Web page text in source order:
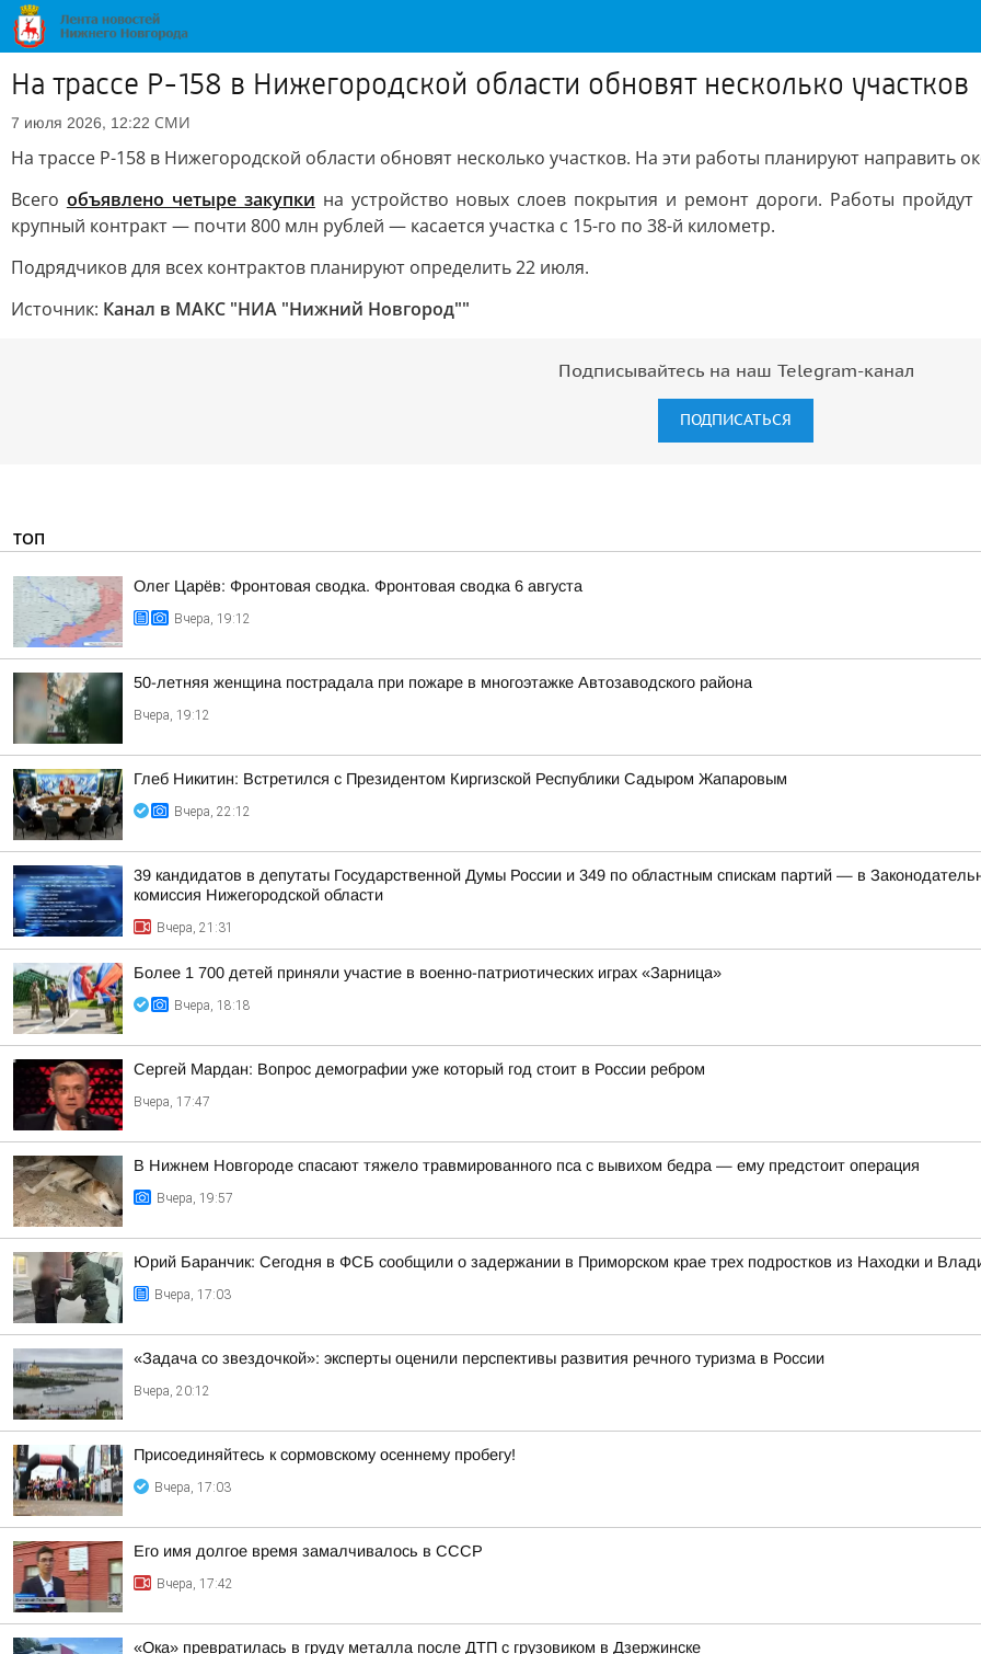
На трассе Р-158 в Нижегородской области обновят несколько участков
7 июля 2026, 12:22 СМИ
На трассе Р-158 в Нижегородской области обновят несколько участков. На эти работы планируют направить
Всего объявлено четыре закупки на устройство новых слоев покрытия и ремонт дороги. Работы
крупный контракт — почти 800 млн рублей — касается участка с 15-го по 38-й километр.
Подрядчиков для всех контрактов планируют определить 22 июля.
Источник: Канал в МАКС "НИА "Нижний Новгород""
Подписывайтесь на наш Telegram-канал
ПОДПИСАТЬСЯ
ТОП
Олег Царёв: Фронтовая сводка. Фронтовая сводка 6 августа
Вчера, 19:12
50-летняя женщина пострадала при пожаре в многоэтажке Автозаводского района
Вчера, 19:12
Глеб Никитин: Встретился с Президентом Киргизской Республики Садыром Жапаровым
Вчера, 22:12
39 кандидатов в депутаты Государственной Думы России и 349 по областным спискам партий — в
комиссия Нижегородской области
Вчера, 21:31
Более 1 700 детей приняли участие в военно-патриотических играх «Зарница»
Вчера, 18:18
Сергей Мардан: Вопрос демографии уже который год стоит в России ребром
Вчера, 17:47
В Нижнем Новгороде спасают тяжело травмированного пса с вывихом бедра — ему предстоит операция
Вчера, 19:57
Юрий Баранчик: Сегодня в ФСБ сообщили о задержании в Приморском крае трех подростков из Находки и
Вчера, 17:03
«Задача со звездочкой»: эксперты оценили перспективы развития речного туризма в России
Вчера, 20:12
Присоединяйтесь к сормовскому осеннему пробегу!
Вчера, 17:03
Его имя долгое время замалчивалось в СССР
Вчера, 17:42
«Ока» превратилась в груду металла после ДТП с грузовиком в Дзержинске